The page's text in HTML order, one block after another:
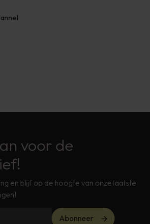
voor de
en blijf op de hoogte van onze laatste
Abonneer